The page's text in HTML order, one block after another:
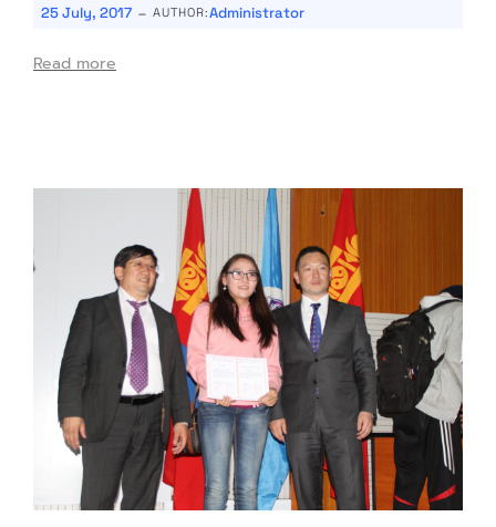
25 July, 2017 - AUTHOR:Administrator
Read more